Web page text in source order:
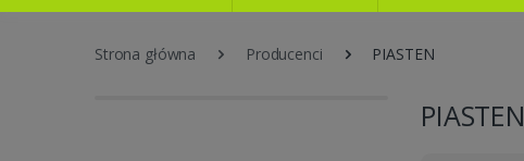
Strona główna Producenci PIASTEN
PIASTEN